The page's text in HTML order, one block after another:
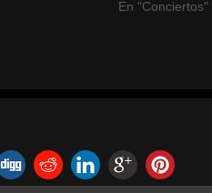
En "Conciertos"